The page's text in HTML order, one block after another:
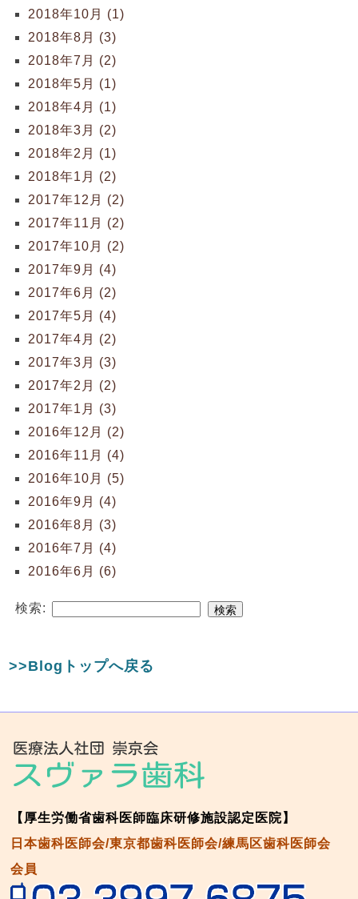
2018年10月 (1)
2018年8月 (3)
2018年7月 (2)
2018年5月 (1)
2018年4月 (1)
2018年3月 (2)
2018年2月 (1)
2018年1月 (2)
2017年12月 (2)
2017年11月 (2)
2017年10月 (2)
2017年9月 (4)
2017年6月 (2)
2017年5月 (4)
2017年4月 (2)
2017年3月 (3)
2017年2月 (2)
2017年1月 (3)
2016年12月 (2)
2016年11月 (4)
2016年10月 (5)
2016年9月 (4)
2016年8月 (3)
2016年7月 (4)
2016年6月 (6)
検索:
>>Blogトップへ戻る
【厚生労働省歯科医師臨床研修施設認定医院】
日本歯科医師会/東京都歯科医師会/練馬区歯科医師会
会員